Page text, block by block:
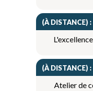
(À DISTANCE) :
(À DISTANCE) :
Atelier de